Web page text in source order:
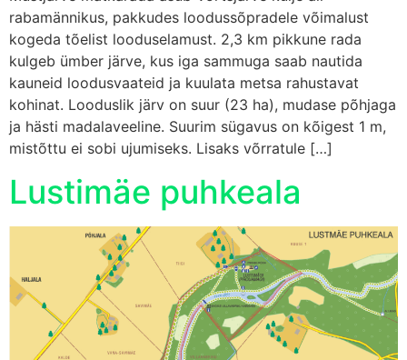
rabamännikus, pakkudes loodussõpradele võimalust
kogeda tõelist looduselamust. 2,3 km pikkune rada
kulgeb ümber järve, kus iga sammuga saab nautida
kauneid loodusvaateid ja kuulata metsa rahustavat
kohinat. Looduslik järv on suur (23 ha), mudase põhjaga
ja hästi madalaveeline. Suurim sügavus on kõigest 1 m,
mistõttu ei sobi ujumiseks. Lisaks võrratule […]
Lustimäe puhkeala